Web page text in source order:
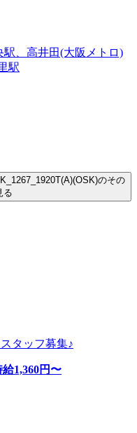
、高井田(大阪メトロ)
駅
のその
る
タッフ募集♪
給1,360円〜